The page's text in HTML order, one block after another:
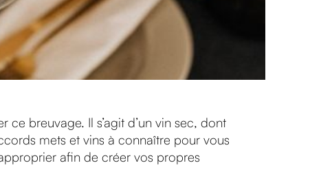
breuvage. Il s’agit d’un vin sec, dont
mets et vins à connaître pour vous
afin de créer vos propres